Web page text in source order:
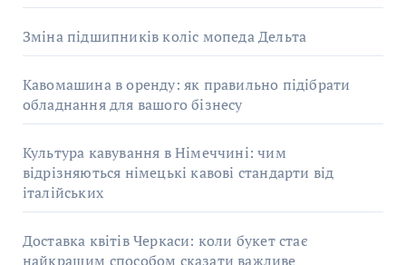
Зміна підшипників коліс мопеда Дельта
Кавомашина в оренду: як правильно підібрати
обладнання для вашого бізнесу
Культура кавування в Німеччині: чим
відрізняються німецькі кавові стандарти від
італійських
Доставка квітів Черкаси: коли букет стає
найкращим способом сказати важливе